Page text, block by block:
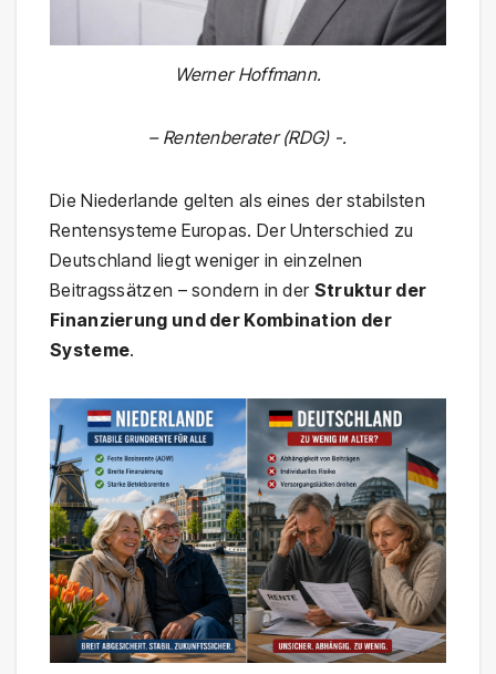
Werner Hoffmann.
– Rentenberater (RDG) -.
Die Niederlande gelten als eines der stabilsten
Rentensysteme Europas. Der Unterschied zu
Deutschland liegt weniger in einzelnen
Beitragssätzen – sondern in der Struktur der
Finanzierung und der Kombination der
Systeme.